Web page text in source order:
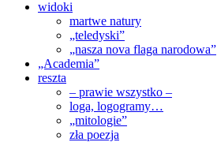
widoki
martwe natury
„teledyski”
„nasza nova flaga narodowa”
„Academia”
reszta
– prawie wszystko –
loga, logogramy…
„mitologie”
zła poezja